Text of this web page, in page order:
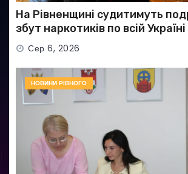
На Рівненщині судитимуть
збут наркотиків по всій Україні
Сер 6, 2026
НОВИНИ РІВНОГО